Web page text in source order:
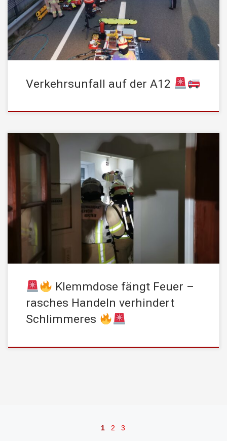
einem Pkw eingeschlossen. Beim Eintreffen der Einsatzkräfte
bestätigte sich die Lage. Die Feuerwehr begann umgehend mit
der technischen […]
Verkehrsunfall auf der A12
Am Mittwoch, den 09. April 2025 um 22:45 Uhr wurde die
STADTFEUERWEHR Kufstein mit dem Einsatzstichwort „Brand
MFH – Zimmer“ alarmiert. Zur späteren Abendstunde kam es in
einer Wohnung eines Mehrfamilienhauses zu einem Brand,
ausgelöst durch eine defekte Klemmdose. Die Bewohner
reagierten rasch und konnten das Feuer noch vor dem […]
Klemmdose fängt Feuer –
rasches Handeln verhindert
Schlimmeres
1 2 3